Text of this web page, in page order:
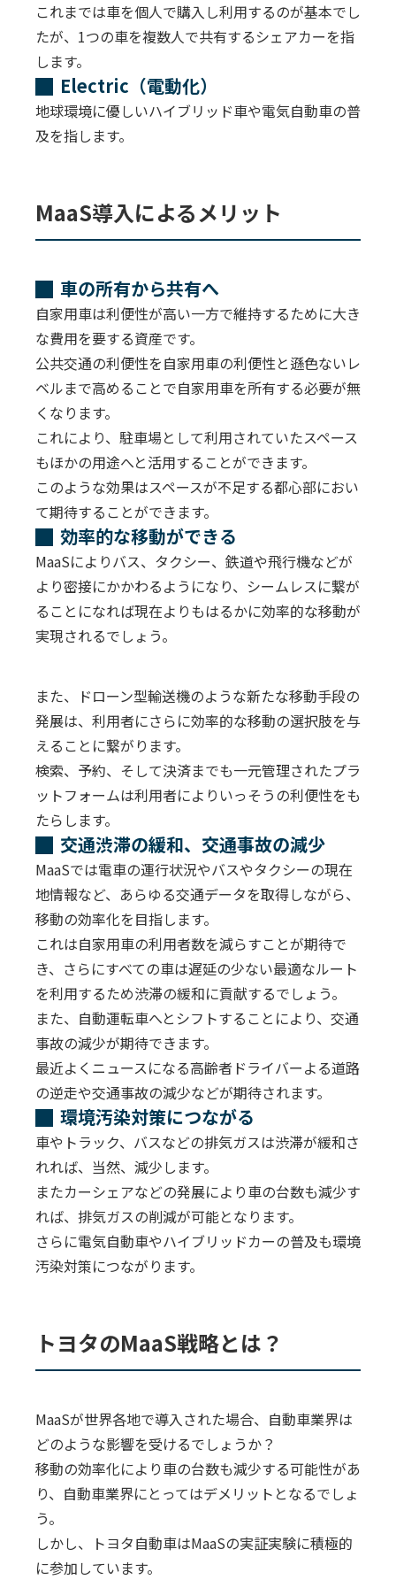
これまでは車を個人で購入し利用するのが基本でし
たが、1つの車を複数人で共有するシェアカーを指
します。
Electric（電動化）
地球環境に優しいハイブリッド車や電気自動車の普
及を指します。
MaaS導入によるメリット
車の所有から共有へ
自家用車は利便性が高い一方で維持するために大き
な費用を要する資産です。
公共交通の利便性を自家用車の利便性と遜色ないレ
ベルまで高めることで自家用車を所有する必要が無
くなります。
これにより、駐車場として利用されていたスペース
もほかの用途へと活用することができます。
このような効果はスペースが不足する都心部におい
て期待することができます。
効率的な移動ができる
MaaSによりバス、タクシー、鉄道や飛行機などが
より密接にかかわるようになり、シームレスに繋が
ることになれば現在よりもはるかに効率的な移動が
実現されるでしょう。
また、ドローン型輸送機のような新たな移動手段の
発展は、利用者にさらに効率的な移動の選択肢を与
えることに繋がります。
検索、予約、そして決済までも一元管理されたプラ
ットフォームは利用者によりいっそうの利便性をも
たらします。
交通渋滞の緩和、交通事故の減少
MaaSでは電車の運行状況やバスやタクシーの現在
地情報など、あらゆる交通データを取得しながら、
移動の効率化を目指します。
これは自家用車の利用者数を減らすことが期待で
き、さらにすべての車は遅延の少ない最適なルート
を利用するため渋滞の緩和に貢献するでしょう。
また、自動運転車へとシフトすることにより、交通
事故の減少が期待できます。
最近よくニュースになる高齢者ドライバーよる道路
の逆走や交通事故の減少などが期待されます。
環境汚染対策につながる
車やトラック、バスなどの排気ガスは渋滞が緩和さ
れれば、当然、減少します。
またカーシェアなどの発展により車の台数も減少す
れば、排気ガスの削減が可能となります。
さらに電気自動車やハイブリッドカーの普及も環境
汚染対策につながります。
トヨタのMaaS戦略とは？
MaaSが世界各地で導入された場合、自動車業界は
どのような影響を受けるでしょうか？
移動の効率化により車の台数も減少する可能性があ
り、自動車業界にとってはデメリットとなるでしょ
う。
しかし、トヨタ自動車はMaaSの実証実験に積極的
に参加しています。